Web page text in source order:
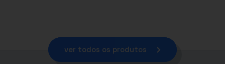
ver todos os produtos